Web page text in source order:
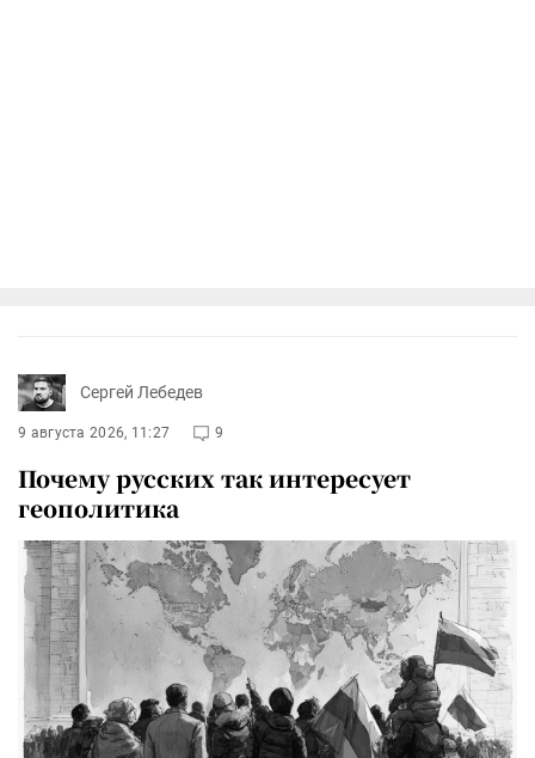
Сергей Лебедев
9 августа 2026, 11:27 9
Почему русских так интересует
геополитика